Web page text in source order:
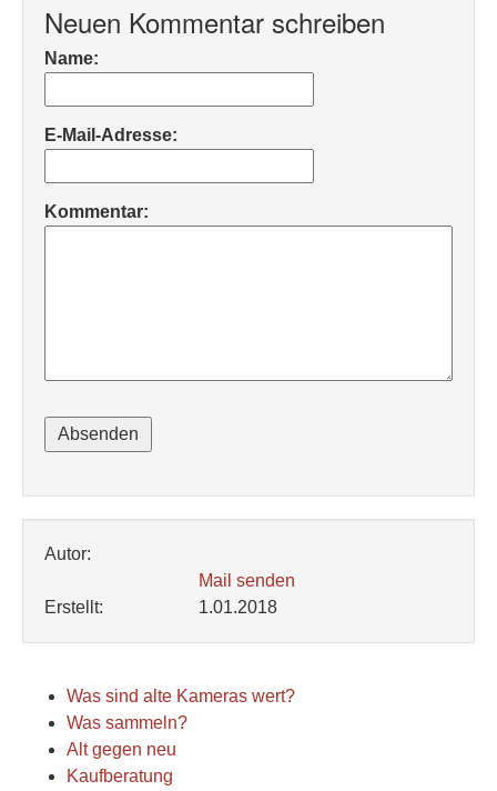
Neuen Kommentar schreiben
Name:
E-Mail-Adresse:
Kommentar:
Autor:
Mail senden
Erstellt:
1.01.2018
Was sind alte Kameras wert?
Was sammeln?
Alt gegen neu
Kaufberatung